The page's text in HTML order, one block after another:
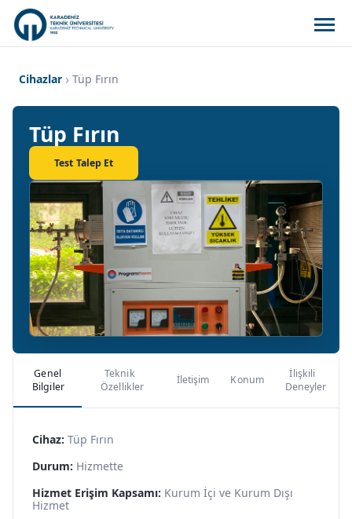
Cihazlar Tüp Fırın
Tüp Fırın
Test Talep Et
Genel
Bilgiler
Teknik
Özellikler
İletişim Konum
İlişkili
Deneyler
Cihaz: Tüp Fırın
Durum: Hizmette
Hizmet Erişim Kapsamı: Kurum İçi ve Kurum Dışı
Hizmet